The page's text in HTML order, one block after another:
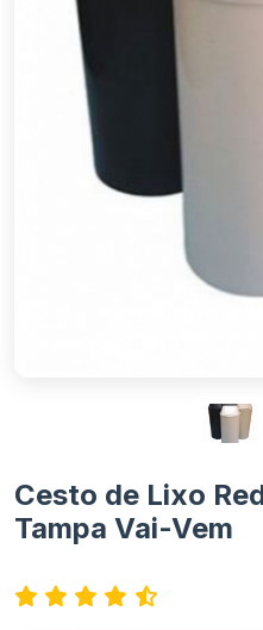
Cesto de Lixo
Tampa Vai-Vem